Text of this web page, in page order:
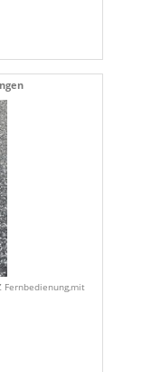
Fernbedienung,mit